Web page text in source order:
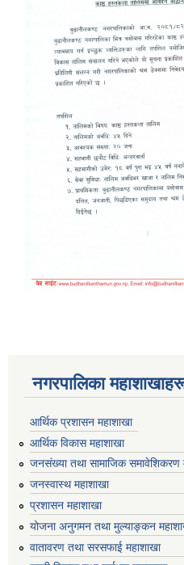
नगरपालिका
आर्थिक प्रशासन महाशाखा
आर्थिक विकास महाशाखा
जनसंख्या तथा सामाजिक समावेशिकरण
जनस्वास्थ महाशाखा
प्रशासन महाशाखा
योजना अनुगमन तथा मुल्याङ्कन
वातावरण तथा सरसफाई महाशाखा